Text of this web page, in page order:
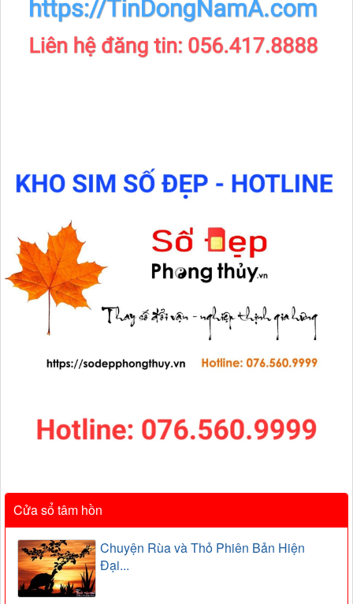
Cửa sổ tâm hồn
Chuyện Rùa và Thỏ Phiên Bản Hiện
Đại...